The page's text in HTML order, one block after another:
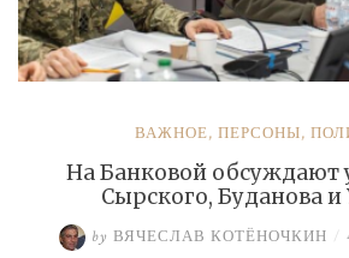
ВАЖНОЕ, ПЕРСОНЫ,
На Банковой обсуждают
Сырского, Буданова и
by ВЯЧЕСЛАВ КОТЁНОЧКИН /